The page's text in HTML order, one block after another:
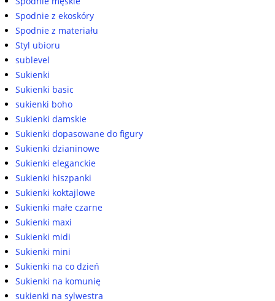
Spodnie z ekoskóry
Spodnie z materiału
Styl ubioru
sublevel
Sukienki
Sukienki basic
sukienki boho
Sukienki damskie
Sukienki dopasowane do figury
Sukienki dzianinowe
Sukienki eleganckie
Sukienki hiszpanki
Sukienki koktajlowe
Sukienki małe czarne
Sukienki maxi
Sukienki midi
Sukienki mini
Sukienki na co dzień
Sukienki na komunię
sukienki na sylwestra